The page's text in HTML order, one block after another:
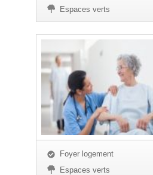
Espaces verts
Foyer logement
Espaces verts